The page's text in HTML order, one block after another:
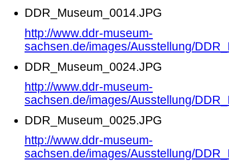
DDR_Museum_0014.JPG
http://www.ddr-museum-
sachsen.de/images/Ausstellung/
DDR_Museum_0024.JPG
http://www.ddr-museum-
sachsen.de/images/Ausstellung/
DDR_Museum_0025.JPG
http://www.ddr-museum-
sachsen.de/images/Ausstellung/